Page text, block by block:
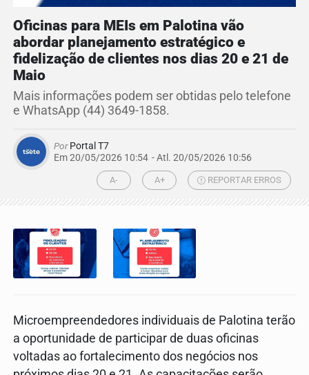
Oficinas para MEIs em Palotina vão
abordar planejamento estratégico e
fidelização de clientes nos dias 20 e 21 de
Maio
Mais informações podem ser obtidas pelo telefone
e WhatsApp (44) 3649-1858.
PorPortal T7
Em 20/05/2026 10:54 - Atl. 20/05/2026 10:56
A- A+ REPORTAR ERROS
Microempreendedores individuais de Palotina terão
a oportunidade de participar de duas oficinas
voltadas ao fortalecimento dos negócios nos